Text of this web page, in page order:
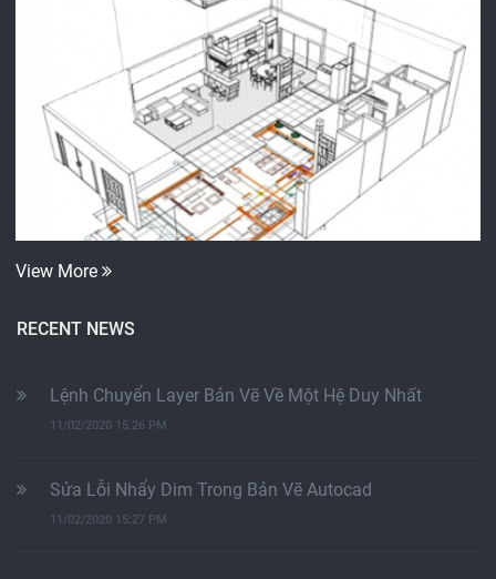
View More
RECENT NEWS
Lệnh Chuyển Layer Bản Vẽ Về Một Hệ Duy Nhất
11/02/2020 15:26 PM
Sửa Lỗi Nhẩy Dim Trong Bản Vẽ Autocad
11/02/2020 15:27 PM